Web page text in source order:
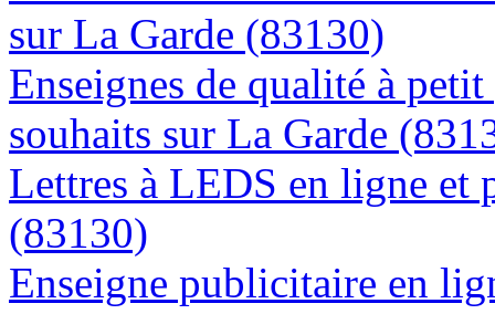
sur La Garde (83130)
Enseignes de qualité à
souhaits sur La Garde
Lettres à LEDS en ligne et
(83130)
Enseigne publicitaire en